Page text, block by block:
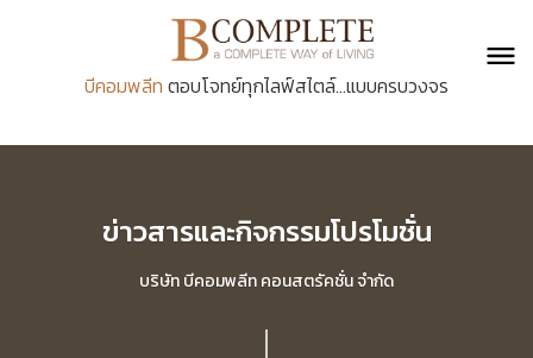
บีคอมพลีท ตอบโจทย์ทุกไลฟ์สไตล์...แบบครบวงจร
ข่าวสารและกิจกรรมโปรโมชั่น
บริษัท บีคอมพลีท คอนสตรัคชั่น จำกัด